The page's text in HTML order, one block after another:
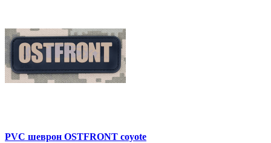
PVC шеврон OSTFRONT coyote